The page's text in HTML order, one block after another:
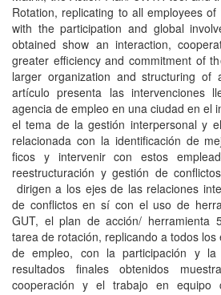
Rotation, replicating to all employees
with the participation and global
obtained show an interaction,
greater efficiency and commitment of
larger organization and structuring of
artí­culo presenta las intervenciones
agencia de empleo en una ciudad en el
el tema de la gestión interpersonal y
relacionada con la identificación de
ficos y intervenir con estos
reestructuración y gestión de
dirigen a los ejes de las relaciones
de conflictos en sí­ con el uso de
GUT, el plan de acción/ herramienta
tarea de rotación, replicando a todos
de empleo, con la participación y la
resultados finales obtenidos
cooperación y el trabajo en equipo